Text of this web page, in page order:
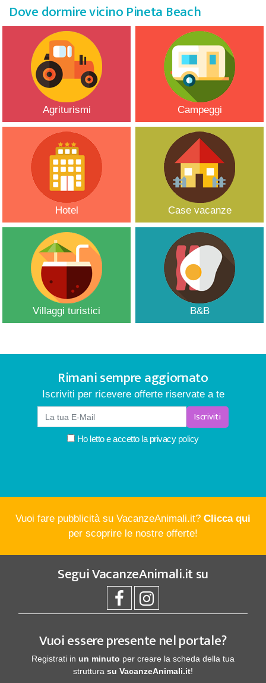
Dove dormire vicino Pineta Beach
Agriturismi Campeggi
Hotel Case vacanze
Villaggi turistici B&B
Rimani sempre aggiornato
Iscriviti per ricevere offerte riservate a te
Iscriviti
Ho letto e accetto la privacy policy
Vuoi fare pubblicità su VacanzeAnimali.it? Clicca qui
per scoprire le nostre offerte!
SeguiVacanzeAnimali.itsu
Vuoi essere presente nel portale?
Registrati in un minuto per creare la scheda della tua
struttura su VacanzeAnimali.it!